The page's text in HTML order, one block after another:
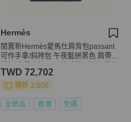
Hermès
閒置新Hermès愛馬仕肩背包passant
可作手拿/斜挎包 午夜藍拼黑色 肩帶可
子吊牌
TWD 72,702
現折 2,000
全新品 香港 免運